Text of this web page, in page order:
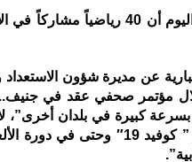
أعلنت منظمة الصحة العالمية اليوم
عن مديرة شؤون الاستعداد
مؤتمر صحفي عقد في
كبيرة في بلدان أخرى”،
شهدت العديد من الدول تفشي ”